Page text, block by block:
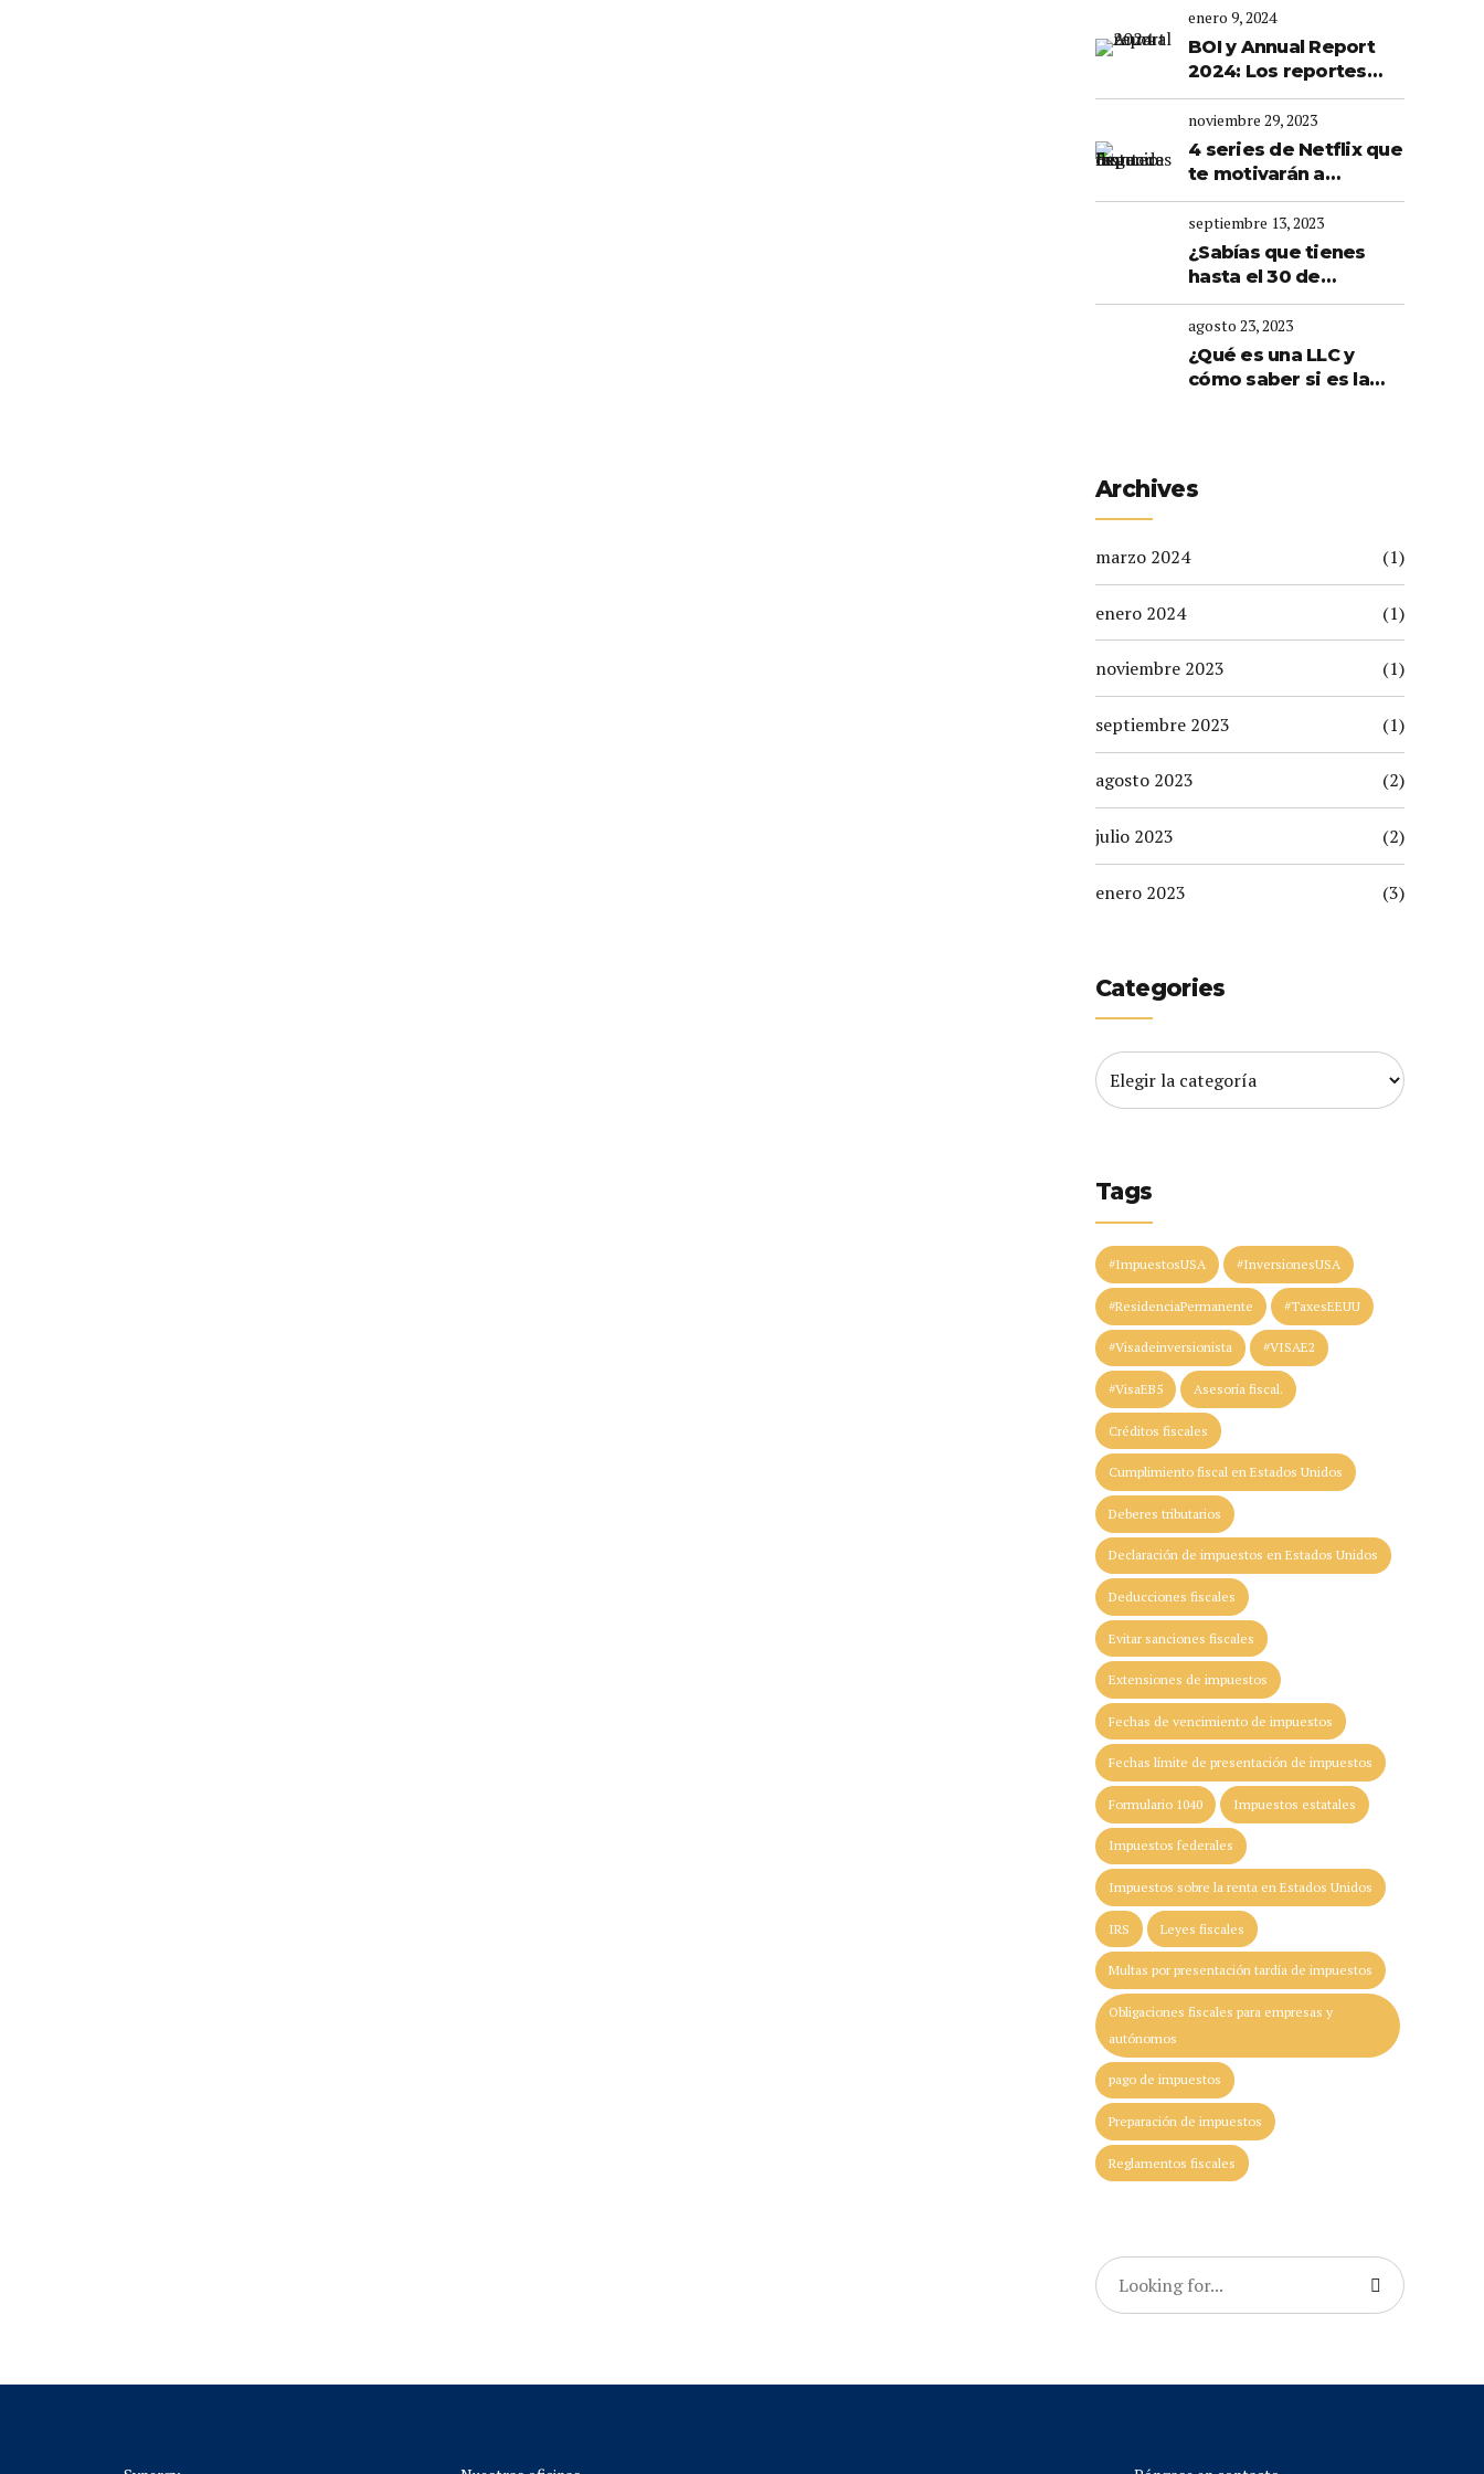
Cumplir con las Fechas
Límite
enero 9, 2024
BOI y Annual Report
2024: Los reportes
que debes tener al día
en tu empresa
noviembre 29, 2023
4 series de Netflix que
te motivarán a
expandir las fronteras
de tu negocio
septiembre 13, 2023
¿Sabías que tienes
hasta el 30 de
Septiembre para el
pago de la renovación
de tus licencias?
agosto 23, 2023
¿Qué es una LLC y
cómo saber si es la
Archives
marzo 2024 (1)
enero 2024 (1)
noviembre 2023 (1)
septiembre 2023 (1)
agosto 2023 (2)
julio 2023 (2)
enero 2023 (3)
Categories
Tags
#ImpuestosUSA #InversionesUSA
#ResidenciaPermanente #TaxesEEUU
#Visadeinversionista #VISAE2
#VisaEB5 Asesoría fiscal.
Créditos fiscales
Cumplimiento fiscal en Estados Unidos
Deberes tributarios
Declaración de impuestos en Estados Unidos
Deducciones fiscales
Evitar sanciones fiscales
Extensiones de impuestos
Fechas de vencimiento de impuestos
Fechas límite de presentación de impuestos
Formulario 1040 Impuestos estatales
Impuestos federales
Impuestos sobre la renta en Estados Unidos
IRS Leyes fiscales
Multas por presentación tardía de impuestos
Obligaciones fiscales para empresas y
autónomos
pago de impuestos
Preparación de impuestos
Reglamentos fiscales